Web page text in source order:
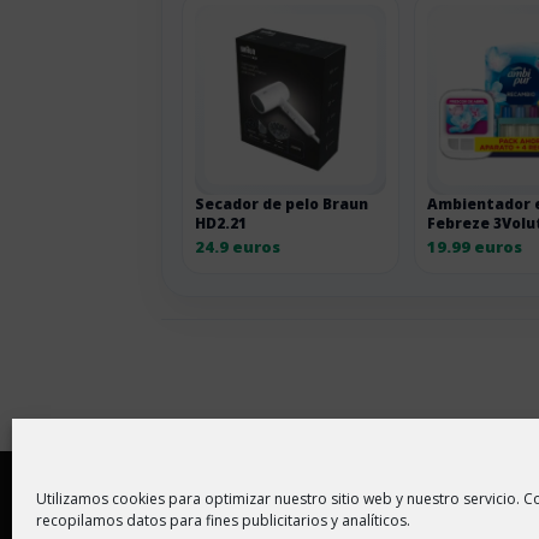
Utilizamos cookies para optimizar nuestro sitio web y nuestro servicio.
recopilamos datos para fines publicitarios y analíticos.
Secador de pelo Braun
HD2.21
24.9 euros
Ambientador
Febreze
recambios
19.99 euros